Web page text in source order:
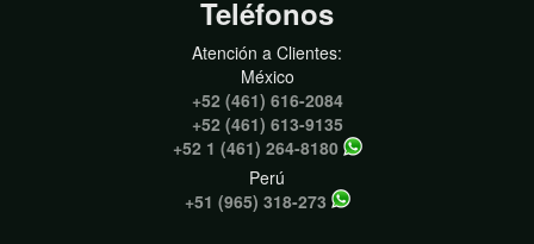
Teléfonos
Atención a Clientes:
México
+52 (461) 616-2084
+52 (461) 613-9135
+52 1 (461) 264-8180
Perú
+51 (965) 318-273